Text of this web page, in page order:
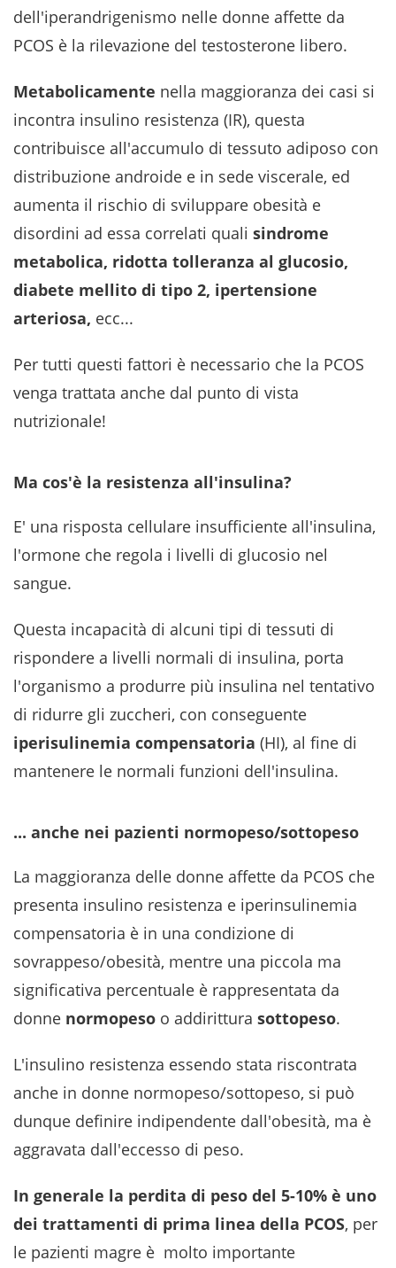
dell'iperandrigenismo nelle donne affette da
PCOS è la rilevazione del testosterone libero.
Metabolicamente nella maggioranza dei casi si
incontra insulino resistenza (IR), questa
contribuisce all'accumulo di tessuto adiposo con
distribuzione androide e in sede viscerale, ed
aumenta il rischio di sviluppare obesità e
disordini ad essa correlati quali sindrome
metabolica, ridotta tolleranza al glucosio,
diabete mellito di tipo 2, ipertensione
arteriosa, ecc...
Per tutti questi fattori è necessario che la PCOS
venga trattata anche dal punto di vista
nutrizionale!
Ma cos'è la resistenza all'insulina?
E' una risposta cellulare insufficiente all'insulina,
l'ormone che regola i livelli di glucosio nel
sangue.
Questa incapacità di alcuni tipi di tessuti di
rispondere a livelli normali di insulina, porta
l'organismo a produrre più insulina nel tentativo
di ridurre gli zuccheri, con conseguente
iperisulinemia compensatoria (HI), al fine di
mantenere le normali funzioni dell'insulina.
... anche nei pazienti normopeso/sottopeso
La maggioranza delle donne affette da PCOS che
presenta insulino resistenza e iperinsulinemia
compensatoria è in una condizione di
sovrappeso/obesità, mentre una piccola ma
significativa percentuale è rappresentata da
donne normopeso o addirittura sottopeso.
L'insulino resistenza essendo stata riscontrata
anche in donne normopeso/sottopeso, si può
dunque definire indipendente dall'obesità, ma è
aggravata dall'eccesso di peso.
In generale la perdita di peso del 5-10% è uno
dei trattamenti di prima linea della PCOS, per
le pazienti magre è molto importante